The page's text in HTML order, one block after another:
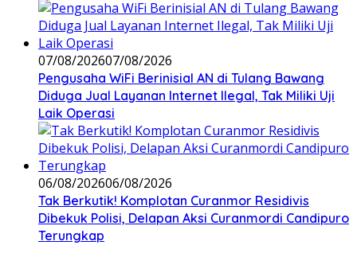
07/08/202607/08/2026
Pengusaha WiFi Berinisial AN di Tulang Bawang
Diduga Jual Layanan Internet Ilegal, Tak Miliki Uji
Laik Operasi
06/08/202606/08/2026
Tak Berkutik! Komplotan Curanmor Residivis
Dibekuk Polisi, Delapan Aksi Curanmordi Candipuro
Terungkap